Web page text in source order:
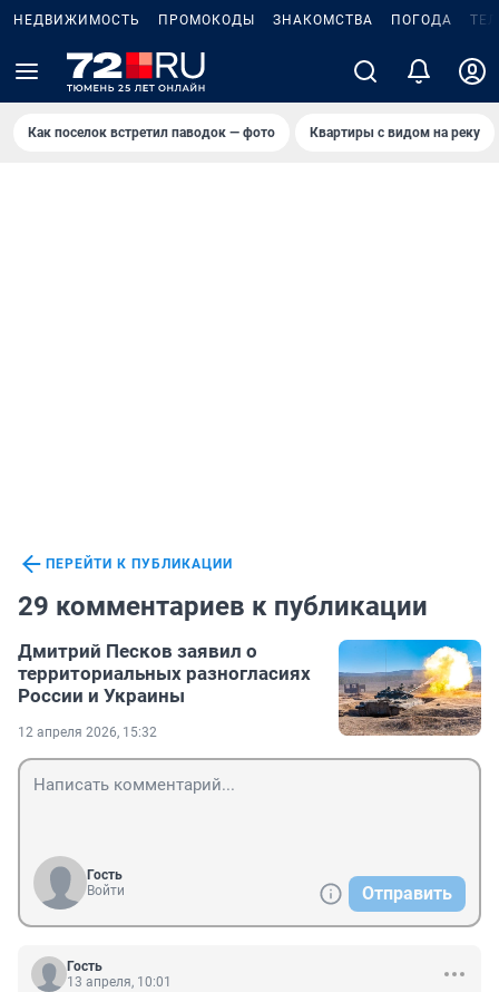
НЕДВИЖИМОСТЬ ПРОМОКОДЫ ЗНАКОМСТВА ПОГОДА
Как поселок встретил паводок — фото Квартиры с видом на реку
ПЕРЕЙТИ К ПУБЛИКАЦИИ
29 комментариев к публикации
Дмитрий Песков заявил о
территориальных разногласиях
России и Украины
12 апреля 2026, 15:32
Гость
Войти
Отправить
Гость
13 апреля, 10:01